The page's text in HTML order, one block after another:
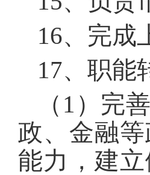
16、完成
17、职能
（1）完
政、金融
能力，建